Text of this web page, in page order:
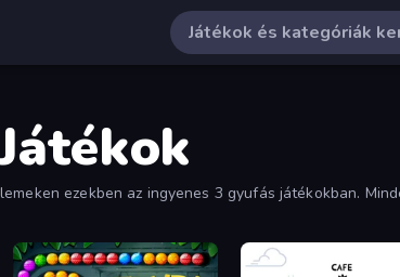
ezekben az ingyenes 3 gyufás játékokban.